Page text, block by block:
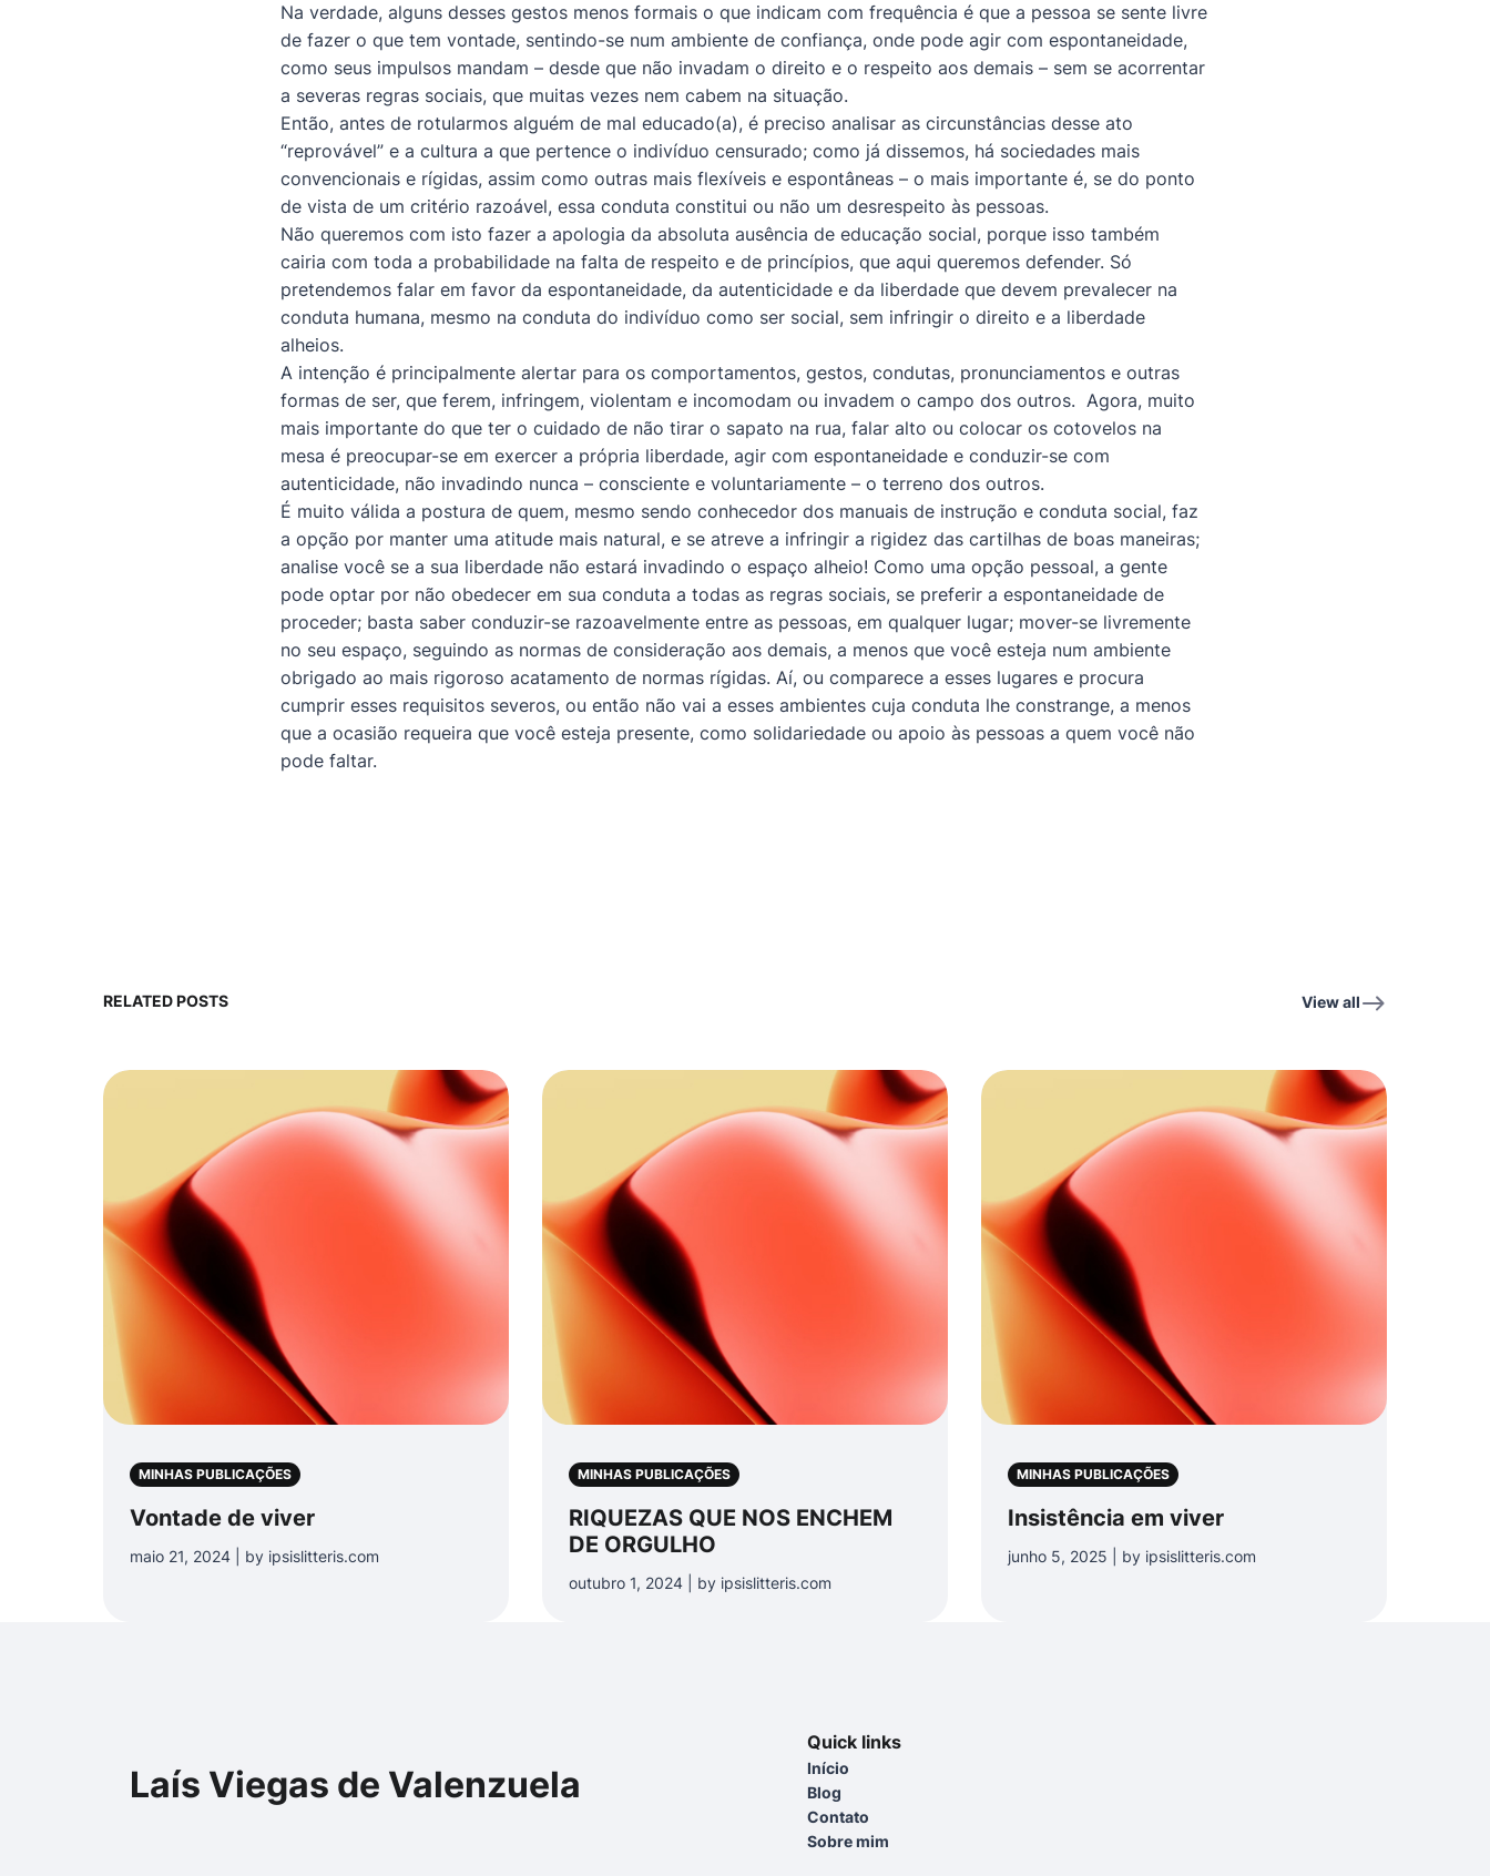
Na verdade, alguns desses gestos menos formais o que indicam com frequência é que a pessoa se sente livre
de fazer o que tem vontade, sentindo-se num ambiente de confiança, onde pode agir com espontaneidade,
como seus impulsos mandam – desde que não invadam o direito e o respeito aos demais – sem se acorrentar
a severas regras sociais, que muitas vezes nem cabem na situação.
Então, antes de rotularmos alguém de mal educado(a), é preciso analisar as circunstâncias desse ato
“reprovável” e a cultura a que pertence o indivíduo censurado; como já dissemos, há sociedades mais
convencionais e rígidas, assim como outras mais flexíveis e espontâneas – o mais importante é, se do ponto
de vista de um critério razoável, essa conduta constitui ou não um desrespeito às pessoas.
Não queremos com isto fazer a apologia da absoluta ausência de educação social, porque isso também
cairia com toda a probabilidade na falta de respeito e de princípios, que aqui queremos defender. Só
pretendemos falar em favor da espontaneidade, da autenticidade e da liberdade que devem prevalecer na
conduta humana, mesmo na conduta do indivíduo como ser social, sem infringir o direito e a liberdade
alheios.
A intenção é principalmente alertar para os comportamentos, gestos, condutas, pronunciamentos e outras
formas de ser, que ferem, infringem, violentam e incomodam ou invadem o campo dos outros. Agora, muito
mais importante do que ter o cuidado de não tirar o sapato na rua, falar alto ou colocar os cotovelos na
mesa é preocupar-se em exercer a própria liberdade, agir com espontaneidade e conduzir-se com
autenticidade, não invadindo nunca – consciente e voluntariamente – o terreno dos outros.
É muito válida a postura de quem, mesmo sendo conhecedor dos manuais de instrução e conduta social, faz
a opção por manter uma atitude mais natural, e se atreve a infringir a rigidez das cartilhas de boas maneiras;
analise você se a sua liberdade não estará invadindo o espaço alheio! Como uma opção pessoal, a gente
pode optar por não obedecer em sua conduta a todas as regras sociais, se preferir a espontaneidade de
proceder; basta saber conduzir-se razoavelmente entre as pessoas, em qualquer lugar; mover-se livremente
no seu espaço, seguindo as normas de consideração aos demais, a menos que você esteja num ambiente
obrigado ao mais rigoroso acatamento de normas rígidas. Aí, ou comparece a esses lugares e procura
cumprir esses requisitos severos, ou então não vai a esses ambientes cuja conduta lhe constrange, a menos
que a ocasião requeira que você esteja presente, como solidariedade ou apoio às pessoas a quem você não
pode faltar.
RELATED POSTS View all
MINHAS PUBLICAÇÕES
Vontade de viver
maio 21, 2024 | by ipsislitteris.com
MINHAS PUBLICAÇÕES
RIQUEZAS QUE NOS ENCHEM
DE ORGULHO
outubro 1, 2024 | by ipsislitteris.com
MINHAS PUBLICAÇÕES
Insistência em viver
junho 5, 2025 | by ipsislitteris.com
Laís Viegas de Valenzuela
Quick links
Início
Blog
Contato
Sobre mim